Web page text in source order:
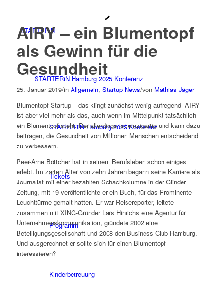
STARTERiN
STARTERiN Hamburg 2025 Konferenz
STARTERiN Hamburg 2025 Konferenz
Tickets
Programm
Kinderbetreuung
AIRY – ein Blumentopf
als Gewinn für die
Gesundheit
25. Januar 2019/in Allgemein, Startup News/von Mathias Jäger
Blumentopf-Startup – das klingt zunächst wenig aufregend. AIRY
ist aber viel mehr als das, auch wenn im Mittelpunkt tatsächlich
ein Blumentopf steht. Der allerdings ist einzigartig und kann dazu
beitragen, die Gesundheit von Millionen Menschen entscheidend
zu verbessern.
Peer-Arne Böttcher hat in seinem Berufsleben schon einiges
erlebt. Im zarten Alter von zehn Jahren begann seine Karriere als
Journalist mit einer bezahlten Schachkolumne in der Glinder
Zeitung, mit 19 veröffentlichte er ein Buch, für das Prominente
Leuchttürme gemalt hatten. Er war Reisereporter, leitete
zusammen mit XING-Gründer Lars Hinrichs eine Agentur für
Unternehmenskommunikation, gründete 2002 eine
Beteiligungsgesellschaft und 2008 den Business Club Hamburg.
Und ausgerechnet er sollte sich für einen Blumentopf
interessieren?